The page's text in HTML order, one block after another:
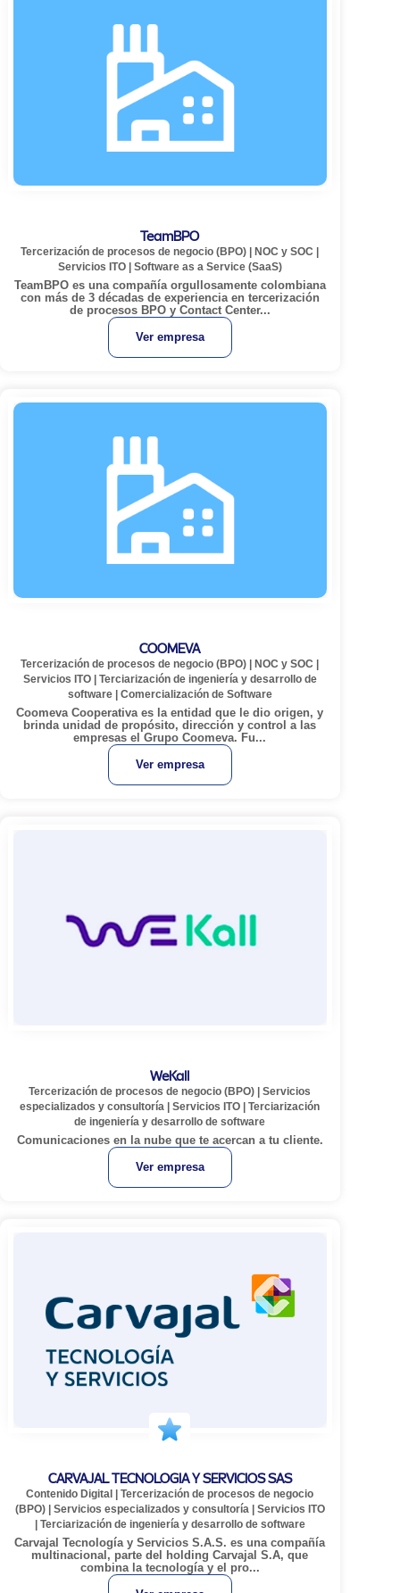
TeamBPO
Tercerización de procesos de negocio (BPO) NOC y SOC
Servicios ITO| Software as a Service (SaaS)
TeamBPO es una compañía orgullosamente colombiana
con más de 3 décadas de experiencia en tercerización
de procesos BPO y Contact Center...
Ver empresa
COOMEVA
Tercerización de procesos de negocio (BPO) NOC y SOC
Servicios ITO| Terciarización de ingeniería y desarrollo de
software| Comercialización de Software
Coomeva Cooperativa es la entidad que le dio origen, y
brinda unidad de propósito, dirección y control a las
empresas el Grupo Coomeva. Fu...
Ver empresa
WeKall
Tercerización de procesos de negocio (BPO) |Servicios
especializados y consultoría |Servicios ITO |Terciarización
de ingeniería y desarrollo de software
Comunicaciones en la nube que te acercan a tu cliente.
Ver empresa
CARVAJAL TECNOLOGIA Y SERVICIOS SAS
Contenido Digital |Tercerización de procesos de negocio
(BPO)| Servicios especializados y consultoría| Servicios ITO
Terciarización de ingeniería y desarrollo de software
Carvajal Tecnología y Servicios S.A.S. es una compañía
multinacional, parte del holding Carvajal S.A, que
combina la tecnología y el pro...